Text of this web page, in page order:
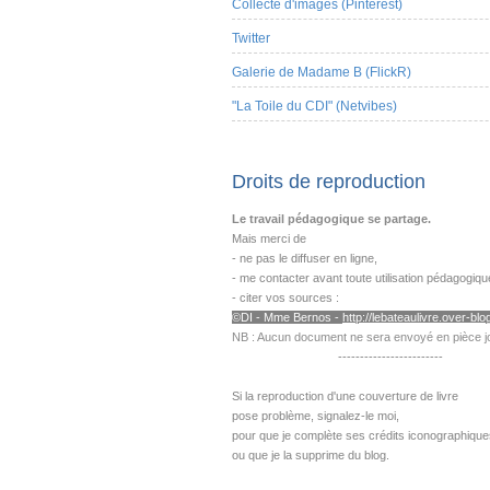
Collecte d'images (Pinterest)
Twitter
Galerie de Madame B (FlickR)
"La Toile du CDI" (Netvibes)
Droits de reproduction
Le travail pédagogique se partage.
Mais merci de
- ne pas le diffuser en ligne,
- me contacter avant toute utilisation
- citer vos sources :
©DI - Mme Bernos - http://lebateaulivre.over-
NB : Aucun document ne sera envoyé en pièce
------------------------
Si la reproduction d'une couverture de livre
pose problème, signalez-le moi,
pour que je complète ses crédits
ou que je la supprime du blog.